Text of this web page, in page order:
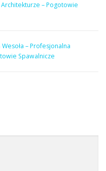
– Pogotowie
– Profesjonalna
Spawalnicze